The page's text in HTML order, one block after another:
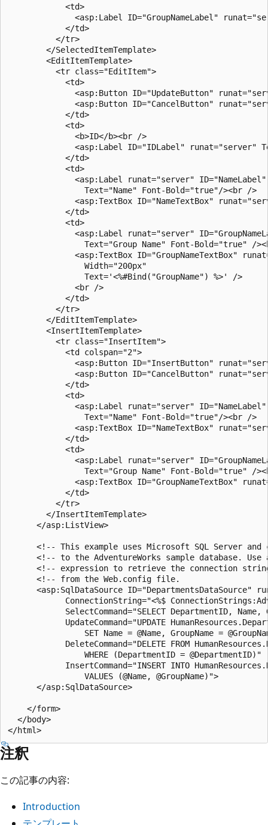
            <td>
<asp:Label ID="GroupNameLabel"
            </td>
          </tr>
        </SelectedItemTemplate>
        <EditItemTemplate>
          <tr class="EditItem">
            <td>
<asp:Button ID="UpdateButton"
<asp:Button ID="CancelButton"
            </td>
            <td>
              <b>ID</b><br />
<asp:Label ID="IDLabel" runat="server"
            </td>
            <td>
<asp:Label runat="server"
                Text="Name" Font-Bold="true"/><br />
<asp:TextBox ID="NameTextBox"
            </td>
            <td>
<asp:Label runat="server"
Text="Group Name" Font-Bold="true" /
<asp:TextBox ID="GroupNameTextBox"
                Width="200px"
                Text='<%#Bind("GroupName") %>' />
              <br />
            </td>
          </tr>
        </EditItemTemplate>
        <InsertItemTemplate>
          <tr class="InsertItem">
            <td colspan="2">
<asp:Button ID="InsertButton"
<asp:Button ID="CancelButton"
            </td>
            <td>
<asp:Label runat="server"
                Text="Name" Font-Bold="true"/><br />
<asp:TextBox ID="NameTextBox"
            </td>
            <td>
<asp:Label runat="server"
Text="Group Name" Font-
<asp:TextBox ID="GroupNameTextBox"
            </td>
          </tr>
        </InsertItemTemplate>
      </asp:ListView>
<!-- This example uses Microsoft SQL Server and
<!-- to the AdventureWorks sample database. Use
<!-- expression to retrieve the connection
<!-- from the Web.config file.
<asp:SqlDataSource ID="DepartmentsDataSource"
ConnectionString="<%$
SelectCommand="SELECT DepartmentID, Name,
UpdateCommand="UPDATE
SET Name = @Name, GroupName =
DeleteCommand="DELETE FROM
                WHERE (DepartmentID = @DepartmentID)"
InsertCommand="INSERT INTO
                VALUES (@Name, @GroupName)">
      </asp:SqlDataSource>
    </form>
  </body>
注釈
この記事の内容:
Introduction